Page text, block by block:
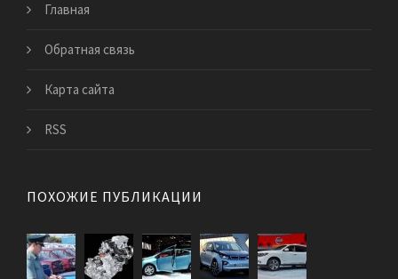
Главная
Обратная связь
Карта сайта
RSS
ПОХОЖИЕ ПУБЛИКАЦИИ